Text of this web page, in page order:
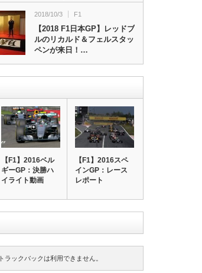
2018/10/3 F1
【2018 F1日本GP】レッドブ
ルのリカルド＆フェルスタッ
ペンが来日！…
【F1】2016ベル
ギーGP：決勝ハ
イライト動画
【F1】2016スペ
インGP：レース
レポート
トラックバックは利用できません。